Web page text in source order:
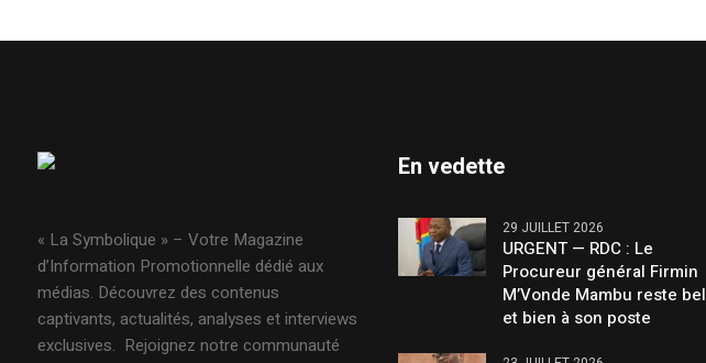
« La Symbolique » – Votre Magazine
d’Information Promotionnelle dédié aux
médias. Découvrez des contenus
captivants, actualités, analyses et interviews
exclusives. Rejoignez notre communauté
En vedette
29 JUILLET 2026
URGENT — RDC : Le
Procureur général Firmin
M’Vonde Mambu reste bel
et bien à son poste